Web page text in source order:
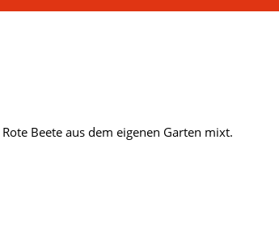
Beete aus dem eigenen Garten mixt.